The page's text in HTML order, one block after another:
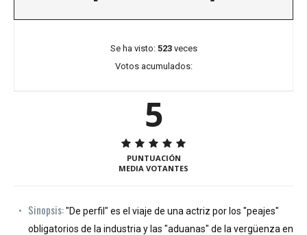
Se ha visto: 523veces
Votos acumulados:
5
PUNTUACIÓN
MEDIA VOTANTES
Sinopsis:"De perfil" es el viaje de una actriz por los "peajes"
obligatorios de la industria y las "aduanas" de la vergüenza en